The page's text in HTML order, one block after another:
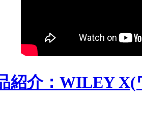
紹介：WILEY